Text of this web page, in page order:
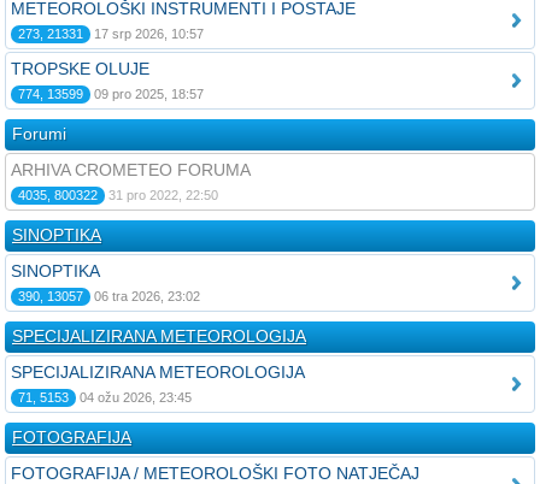
METEOROLOŠKI INSTRUMENTI I POSTAJE
273, 21331 17 srp 2026, 10:57
TROPSKE OLUJE
774, 13599 09 pro 2025, 18:57
Forumi
ARHIVA CROMETEO FORUMA
4035, 800322 31 pro 2022, 22:50
SINOPTIKA
SINOPTIKA
390, 13057 06 tra 2026, 23:02
SPECIJALIZIRANA METEOROLOGIJA
SPECIJALIZIRANA METEOROLOGIJA
71, 5153 04 ožu 2026, 23:45
FOTOGRAFIJA
FOTOGRAFIJA / METEOROLOŠKI FOTO NATJEČAJ